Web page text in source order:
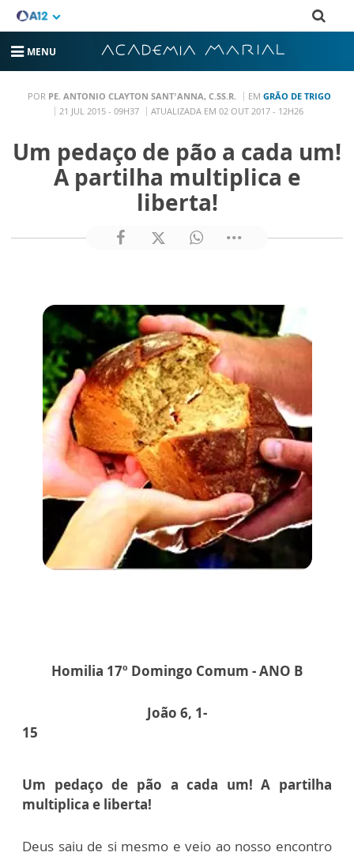
MENU
POR PE. ANTONIO CLAYTON SANT’ANNA, C.SS.R. EM GRÃO DE TRIGO
21 JUL 2015 - 09H37
ATUALIZADA EM 02 OUT 2017 - 12H26
Um pedaço de pão a cada um!
A partilha multiplica e
liberta!
Homilia 17º Domingo Comum - ANO B
João 6, 1-
15
Um pedaço de pão a cada um! A partilha
multiplica e liberta!
Deus saiu de si mesmo e veio ao nosso encontro